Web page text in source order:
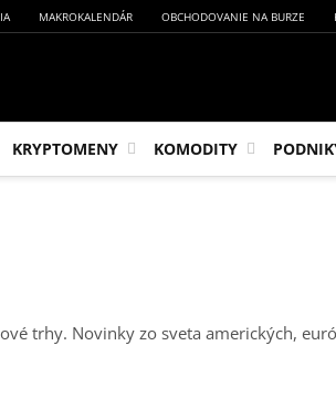
MAKROKALENDÁR OBCHODOVANIE NA BURZE
KRYPTOMENY KOMODITY
trhy. Novinky zo sveta amerických,